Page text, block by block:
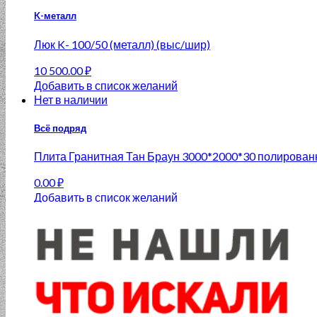
K-металл
Люк K- 100/50 (металл) (выс/шир)
10 500.00₽
Добавить в список желаний
Нет в наличии
Всё подряд
Плита Гранитная Тан Браун 3000*2000*30
0.00₽
Добавить в список желаний
Крестики
337.00₽
Добавить в список желаний